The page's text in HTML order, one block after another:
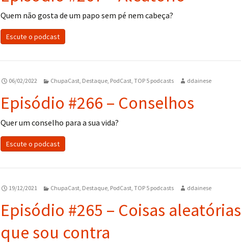
Quem não gosta de um papo sem pé nem cabeça?
Escute o podcast
06/02/2022 ChupaCast, Destaque, PodCast, TOP 5 podcasts ddainese
Episódio #266 – Conselhos
Quer um conselho para a sua vida?
Escute o podcast
19/12/2021 ChupaCast, Destaque, PodCast, TOP 5 podcasts ddainese
Episódio #265 – Coisas aleatórias
que sou contra